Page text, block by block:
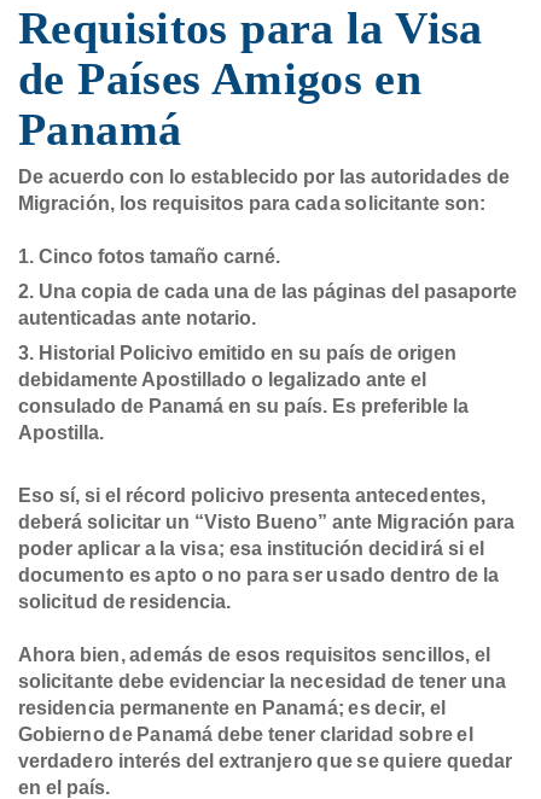
Requisitos para la Visa
de Países Amigos en
Panamá
De acuerdo con lo establecido por las autoridades de
Migración, los requisitos para cada solicitante son:
Cinco fotos tamaño carné.
Una copia de cada una de las páginas del pasaporte
autenticadas ante notario.
Historial Policivo emitido en su país de origen
debidamente Apostillado o legalizado ante el
consulado de Panamá en su país. Es preferible la
Apostilla.
Eso sí, si el récord policivo presenta antecedentes,
deberá solicitar un “Visto Bueno” ante Migración para
poder aplicar a la visa; esa institución decidirá si el
documento es apto o no para ser usado dentro de la
solicitud de residencia.
Ahora bien, además de esos requisitos sencillos, el
solicitante debe evidenciar la necesidad de tener una
residencia permanente en Panamá; es decir, el
Gobierno de Panamá debe tener claridad sobre el
verdadero interés del extranjero que se quiere quedar
en el país.